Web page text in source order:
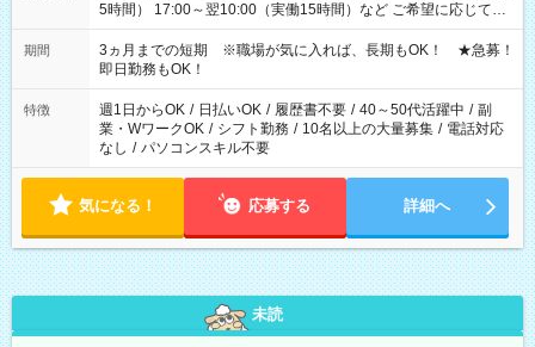
5時間） 17:00～翌10:00（実働15時間）など ご希望に応じて、
働く時間は調整できます！ お気軽に担当へ相談ください！
期間
3ヵ月までの短期 ※職場が気に入れば、長期もOK！ ★急募！
即日勤務もOK！
特徴 週1日からOK / 日払いOK / 履歴書不要 / 40～50代活躍中 / 副
業・WワークOK / シフト勤務 / 10名以上の大量募集 / 電話対応
なし / パソコンスキル不要
気になる！ 応募する 詳細へ
未読